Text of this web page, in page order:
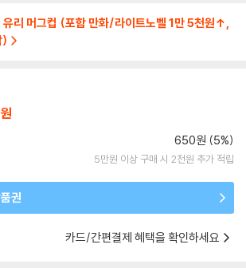
유리 머그컵 (포함 만화/라이트노벨 1만 5천원↑,
)
650원 (5%)
5만원 이상 구매 시 2천원 추가 적립
권
카드/간편결제 혜택을 확인하세요